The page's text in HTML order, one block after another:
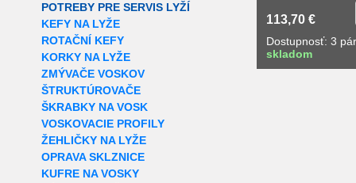
POTREBY PRE SERVIS LYŽÍ
KEFY NA LYŽE
ROTAČNÍ KEFY
KORKY NA LYŽE
ZMÝVAČE VOSKOV
ŠTRUKTÚROVAČE
ŠKRABKY NA VOSK
VOSKOVACIE PROFILY
ŽEHLIČKY NA LYŽE
OPRAVA SKLZNICE
KUFRE NA VOSKY
113,70 €
Dostupnosť: 3
skladom